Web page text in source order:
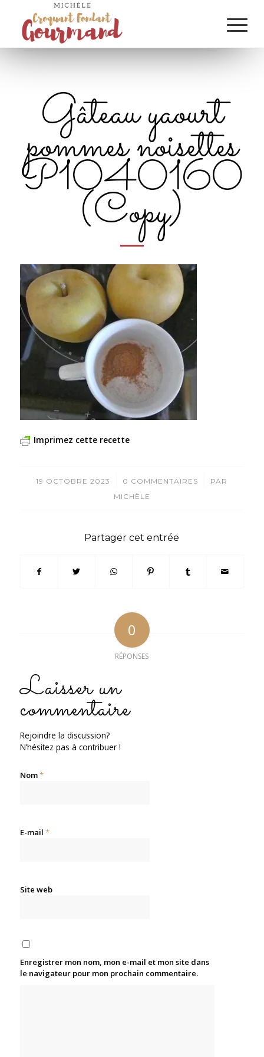
Gâteau yaourt
pommes noisettes
P1040160
(Copy)
Imprimez cette recette
19 OCTOBRE 2023
/ 0 COMMENTAIRES
/
PAR
MICHÈLE
Partager cet entrée
0
RÉPONSES
Laisser un
commentaire
Rejoindre la discussion?
N’hésitez pas à contribuer !
Nom*
E-mail *
Site web
Enregistrer mon nom, mon e-mail et mon site dans
le navigateur pour mon prochain commentaire.